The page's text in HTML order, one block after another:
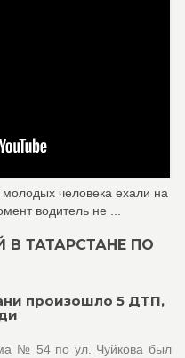
человека ехали на
водитель не ...
ТАТАРСТАНЕ ПО
произошло 5 ДТП,
№ 54 по ул. Чуйкова был